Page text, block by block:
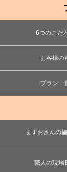
6つのこだ
お客様の
プラン一
ますおさんの
職人の現場